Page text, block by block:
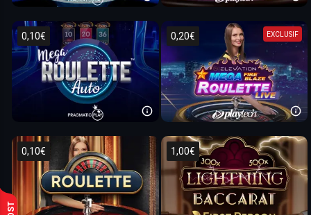
0,10€ EXCLUSIF
0,20€
0,10€ 1,00€